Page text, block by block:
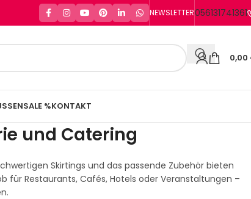
NEWSLETTER056131741361
0,00
SALE %KONTAKT
und Catering
Skirtings und das passende Zubehör bieten
für Restaurants, Cafés, Hotels oder Veranstaltungen –